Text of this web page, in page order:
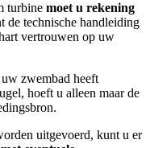
turbine moet u rekening
de technische handleiding
vertrouwen op uw
zwembad heeft
hoeft u alleen maar de
uitgevoerd, kunt u er